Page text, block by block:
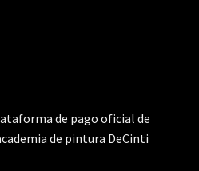
de pago oficial de
de pintura DeCinti